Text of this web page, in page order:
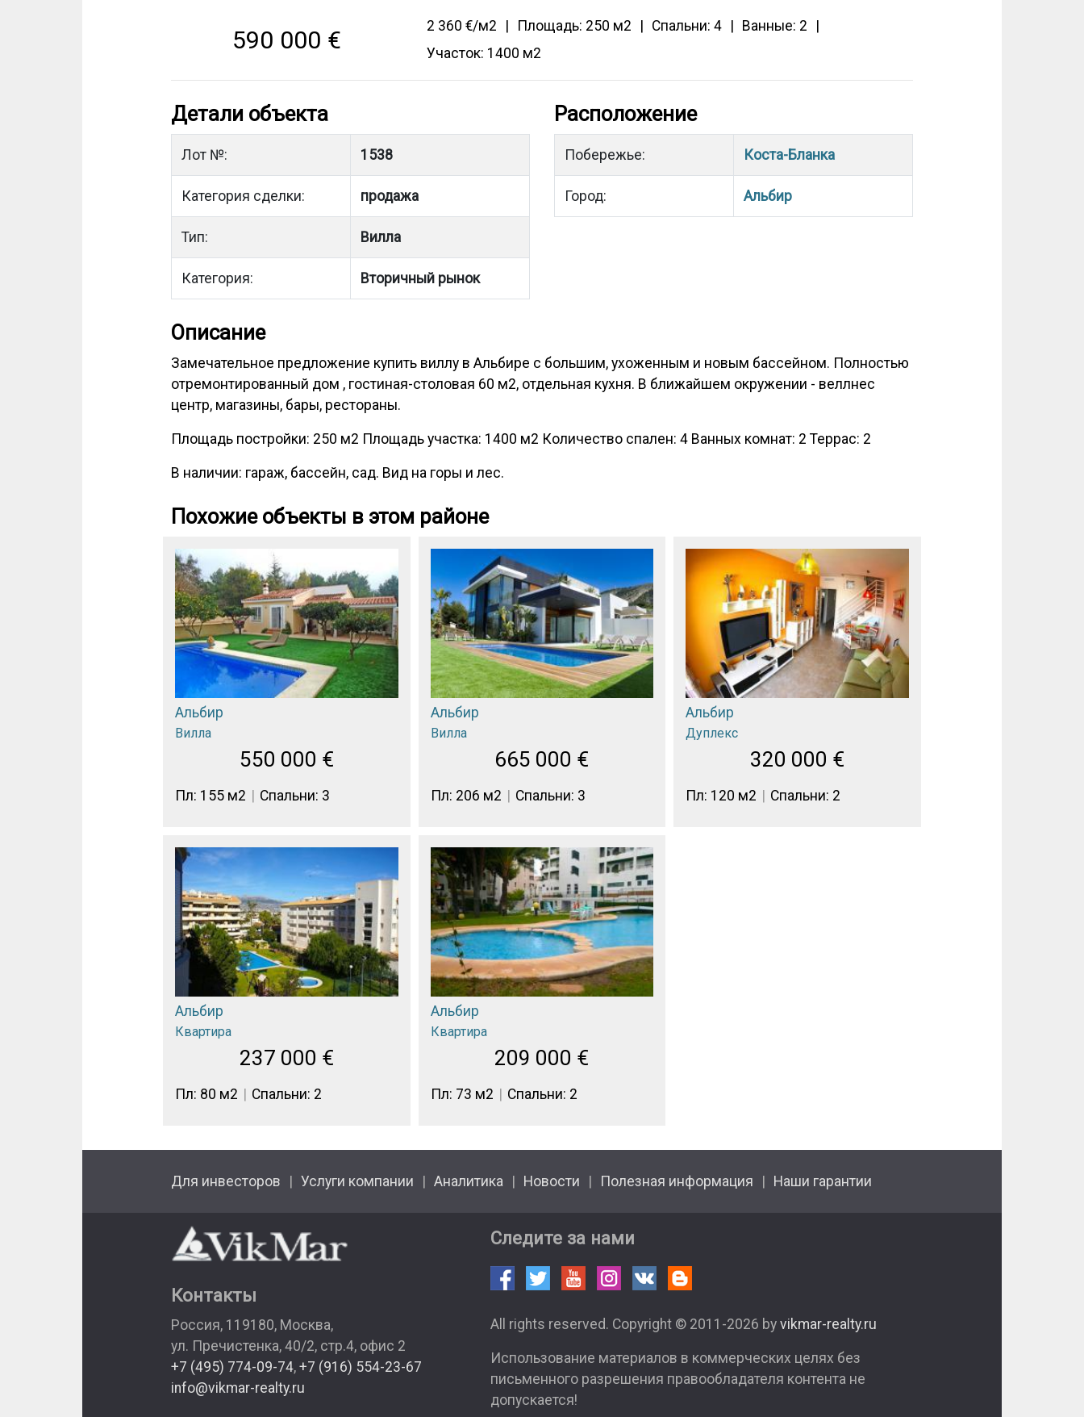
590 000 € 2 360 €/м2 Площадь: 250 м2 Спальни: 4
Ванные: 2
Участок: 1400 м2
Детали объекта
Лот №: 1538
Категория сделки: продажа
Тип: Вилла
Категория: Вторичный рынок
Расположение
Побережье: Коста-Бланка
Город: Альбир
Описание
Замечательное предложение купить виллу в Альбире с большим, ухоженным и новым бассейном. Полностью
отремонтированный дом , гостиная-столовая 60 м2, отдельная кухня. В ближайшем окружении - веллнес
центр, магазины, бары, рестораны.
Площадь постройки: 250 м2 Площадь участка: 1400 м2 Количество спален: 4 Ванных комнат: 2 Террас: 2
В наличии: гараж, бассейн, сад. Вид на горы и лес.
Похожие объекты в этом районе
Альбир
Вилла
550 000 €
Пл: 155 м2 Спальни: 3
Альбир
Вилла
665 000 €
Пл: 206 м2 Спальни: 3
Альбир
Дуплекс
320 000 €
Пл: 120 м2 Спальни: 2
Альбир
Квартира
237 000 €
Пл: 80 м2 Спальни: 2
Альбир
Квартира
209 000 €
Пл: 73 м2 Спальни: 2
Для инвесторов Услуги компании Аналитика Новости Полезная информация Наши гарантии
Контакты
Россия, 119180, Москва,
ул. Пречистенка, 40/2, стр.4, офис 2
+7 (495) 774-09-74, +7 (916) 554-23-67
info@vikmar-realty.ru
Следите за нами
All rights reserved. Copyright © 2011-2026 by vikmar-realty.ru
Использование материалов в коммерческих целях без
письменного разрешения правообладателя контента не
допускается!